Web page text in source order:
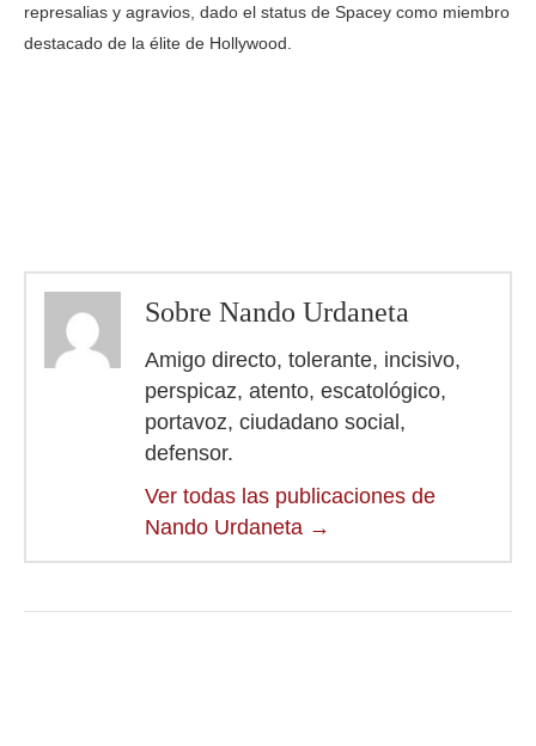
represalias y agravios, dado el status de Spacey como miembro
destacado de la élite de Hollywood.
Sobre Nando Urdaneta
Amigo directo, tolerante, incisivo,
perspicaz, atento, escatológico,
portavoz, ciudadano social,
defensor.
Ver todas las publicaciones de
Nando Urdaneta →